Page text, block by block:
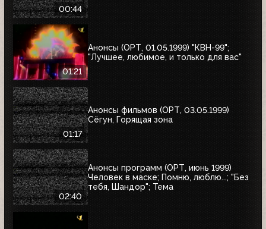
00:44
01:21
Анонсы (ОРТ, 01.05.1999) "КВН-99";
"Лучшее, любимое, и только для вас"
01:17
Анонсы фильмов (ОРТ, 03.05.1999)
Сёгун, Горящая зона
02:40
Анонсы программ (ОРТ, июнь 1999)
Человек в маске; Помню, люблю...; "Без
тебя, Шандор"; Тема